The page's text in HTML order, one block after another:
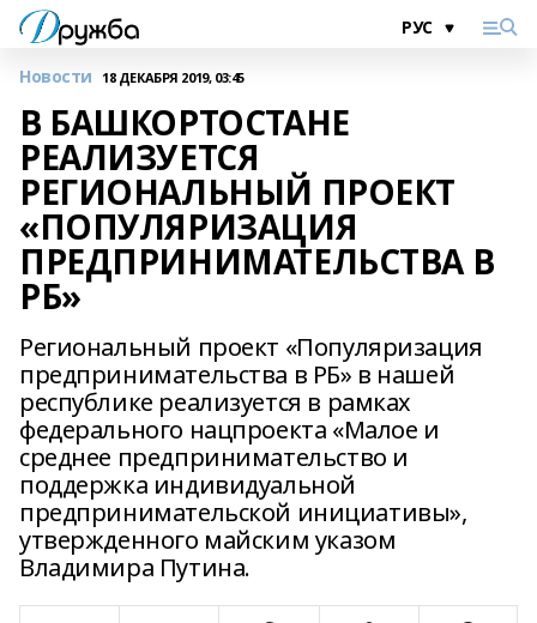
Новости 18 ДЕКАБРЯ 2019, 03:45
В БАШКОРТОСТАНЕ
РЕАЛИЗУЕТСЯ
РЕГИОНАЛЬНЫЙ ПРОЕКТ
«ПОПУЛЯРИЗАЦИЯ
ПРЕДПРИНИМАТЕЛЬСТВА В
РБ»
Региональный проект «Популяризация
предпринимательства в РБ» в нашей
республике реализуется в рамках
федерального нацпроекта «Малое и
среднее предпринимательство и
поддержка индивидуальной
предпринимательской инициативы»,
утвержденного майским указом
Владимира Путина.